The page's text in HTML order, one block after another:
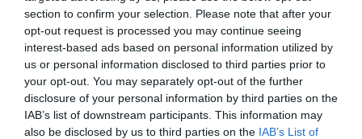
section to confirm your selection. Please note that after your
opt-out request is processed you may continue seeing
interest-based ads based on personal information utilized by
us or personal information disclosed to third parties prior to
your opt-out. You may separately opt-out of the further
disclosure of your personal information by third parties on the
IAB’s list of downstream participants. This information may
also be disclosed by us to third parties on the IAB’s List of
(vid)
07.08.2026 | 10:15
Είσαι διακοπές στην Εύβοια και
θες γεύσεις στα κάρβουνα; Έλα
στο «Παλιό Πιθάρι»!
07.08.2026 | 10:00Όλες οι τελευταίες ειδήσεις